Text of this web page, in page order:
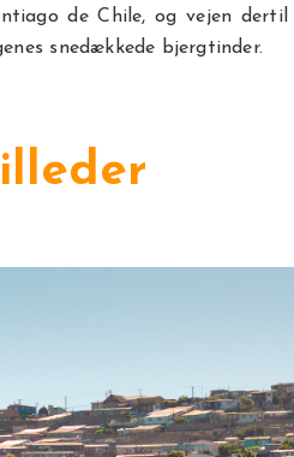
de Chile, og vejen
snedækkede bjergtinder.